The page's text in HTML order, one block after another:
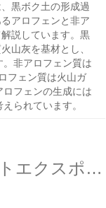
黒ボク土の形成過
アロフェンと非ア
説しています。黒
山灰を基材とし、
非アロフェン質は
フェン質は火山ガ
フェンの生成には
られています。
SOY ShopのCSVインポートエクスポートで0からはじまる数字を扱いたい